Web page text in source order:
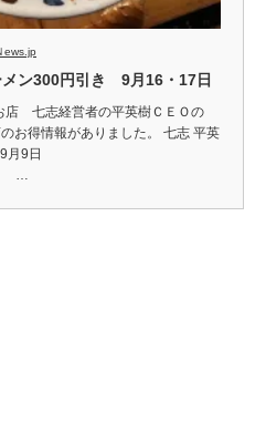
ews.jp
ン300円引き 9月16・17日
店 七志経営者の平英樹ＣＥＯの
お得情報がありました。 七志 平英
月9日